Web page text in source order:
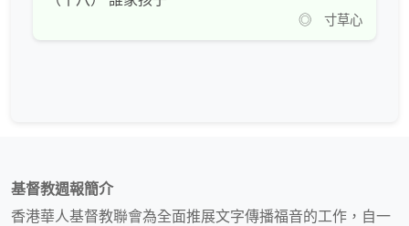
◎ 寸草心
基督教週報簡介
香港華人基督教聯會為全面推展文字傳播福音的工作，自一